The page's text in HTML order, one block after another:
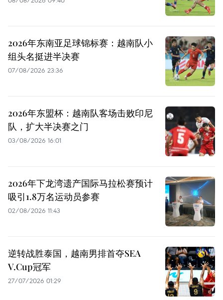
2026年东南亚足球锦标赛：越南队小
组头名挺进半决赛
07/08/2026 23:36
2026年东盟杯：越南队客场击败印尼
队，扩大半决赛之门
03/08/2026 16:01
2026年下龙湾遗产国际马拉松赛预计
吸引1.8万名运动员参赛
02/08/2026 11:43
逆转战胜泰国，越南男排首夺SEA
V.Cup冠军
27/07/2026 01:29